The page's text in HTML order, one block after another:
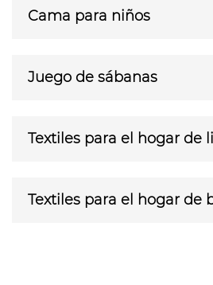
Cama para niños
Juego de sábanas
Textiles para el hogar de
Textiles para el hogar de